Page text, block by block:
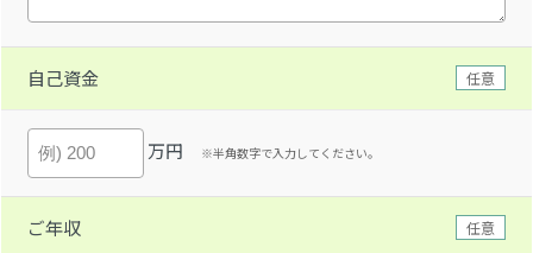
自己資金 任意
万円 ※半角数字で入力してください。
ご年収 任意